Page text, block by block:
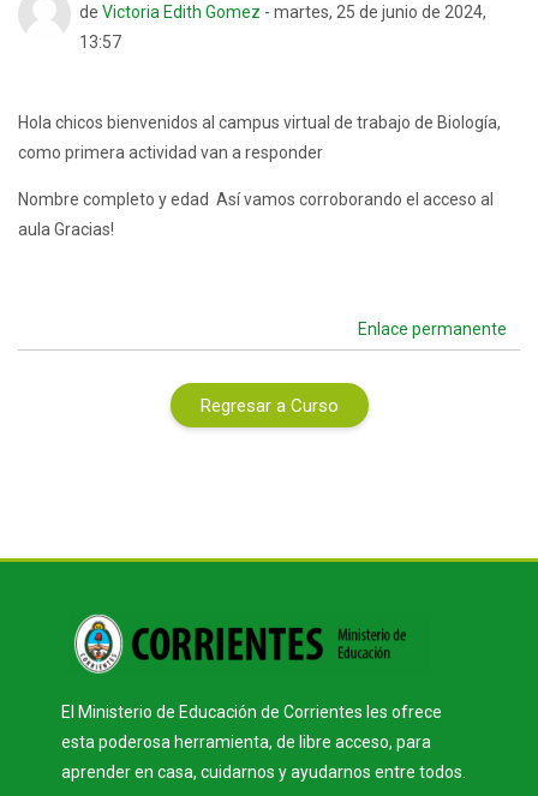
Hola chicos bienvenidos al campus virtual de trabajo de Biología,
como primera actividad van a responder
Nombre completo y edad Así vamos corroborando el acceso al
aula Gracias!
Enlace permanente
de Victoria Edith Gomez - martes, 25 de junio de 2024,
13:57
Número de respuestas: 0
Regresar a Curso
El Ministerio de Educación de Corrientes les ofrece
esta poderosa herramienta, de libre acceso, para
aprender en casa, cuidarnos y ayudarnos entre todos.